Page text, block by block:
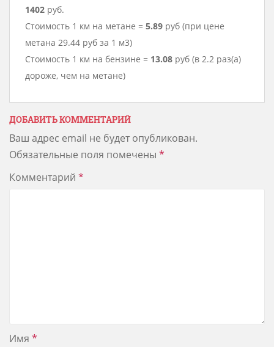
1402 руб.
Стоимость 1 км на метане = 5.89 руб (при цене
метана 29.44 руб за 1 м3)
Стоимость 1 км на бензине = 13.08 руб (в 2.2 раз(а)
дороже, чем на метане)
ДОБАВИТЬ КОММЕНТАРИЙ
Ваш адрес email не будет опубликован.
Обязательные поля помечены *
Комментарий *
Имя *